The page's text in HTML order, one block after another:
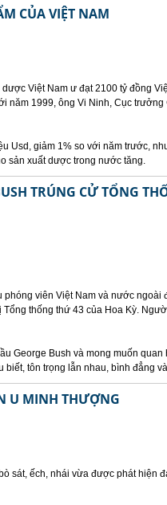
CỦA VIỆT NAM
Việt Nam ư đạt 2100 tỷ đồng
năm 1999, ông Vi Ninh, Cục
Usd, giảm 1% so với năm trước,
sản xuất dược trong nước tăng.
TRÚNG CỬ TỔNG
phóng viên Việt Nam và nước ngoài
thống thứ 43 của Hoa Kỳ.
George Bush và mong muốn
tôn trọng lẫn nhau, bình đẳng
U MINH THƯỢNG
sát, ếch, nhái vừa được phát hiện